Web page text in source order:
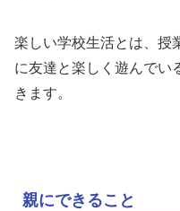
楽しい学校生活とは、授
に友達と楽しく遊んでい
きます。
親にできること